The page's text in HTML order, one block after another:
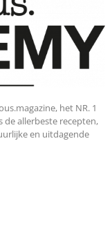
het NR. 1
de allerbeste recepten,
en uitdagende